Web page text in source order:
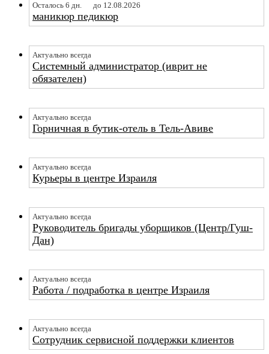
Осталось 6 дн. до 12.08.2026
маникюр педикюр
Актуально всегда
Системный администратор (иврит не
обязателен)
Актуально всегда
Горничная в бутик-отель в Тель-Авиве
Актуально всегда
Курьеры в центре Израиля
Актуально всегда
Руководитель бригады уборщиков (Центр/Гуш-
Дан)
Актуально всегда
Работа / подработка в центре Израиля
Актуально всегда
Сотрудник сервисной поддержки клиентов